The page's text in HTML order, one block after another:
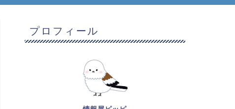
プロフィール